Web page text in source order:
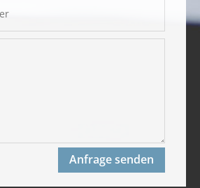
Anfrage senden